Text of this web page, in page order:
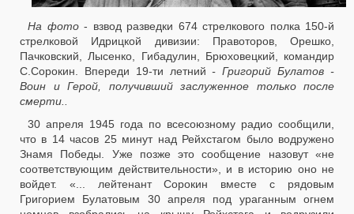
На фото- взвод разведки 674 стрелкового полка 150-й
стрелковой Идрицкой дивизии: Правоторов, Орешко,
Пачковский, Лысенко, Гибадулин, Брюховецкий, командир
С.Сорокин. Впереди 19-ти летний - Григорий Булатов -
Воин и Герой, получивший заслуженное только после
смерти..
30 апреля 1945 года по всесоюзному радио сообщили,
что в 14 часов 25 минут над Рейхстагом было водружено
Знамя Победы. Уже позже это сообщение назовут «не
соответствующим действительности», и в историю оно не
войдет. «... лейтенант Сорокин вместе с рядовым
Григорием Булатовым 30 апреля под ураганным огнем